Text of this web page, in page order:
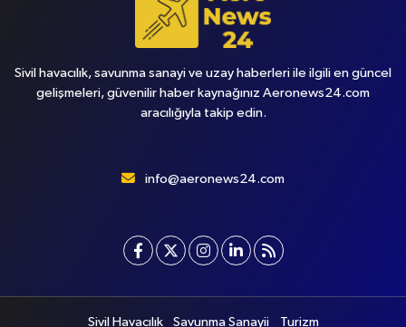
Sivil havacılık, savunma sanayi ve uzay haberleri ile ilgili en güncel
gelişmeleri, güvenilir haber kaynağınız Aeronews24.com
aracılığıyla takip edin.
info@aeronews24.com
Sivil Havacılık Savunma Sanayii Turizm